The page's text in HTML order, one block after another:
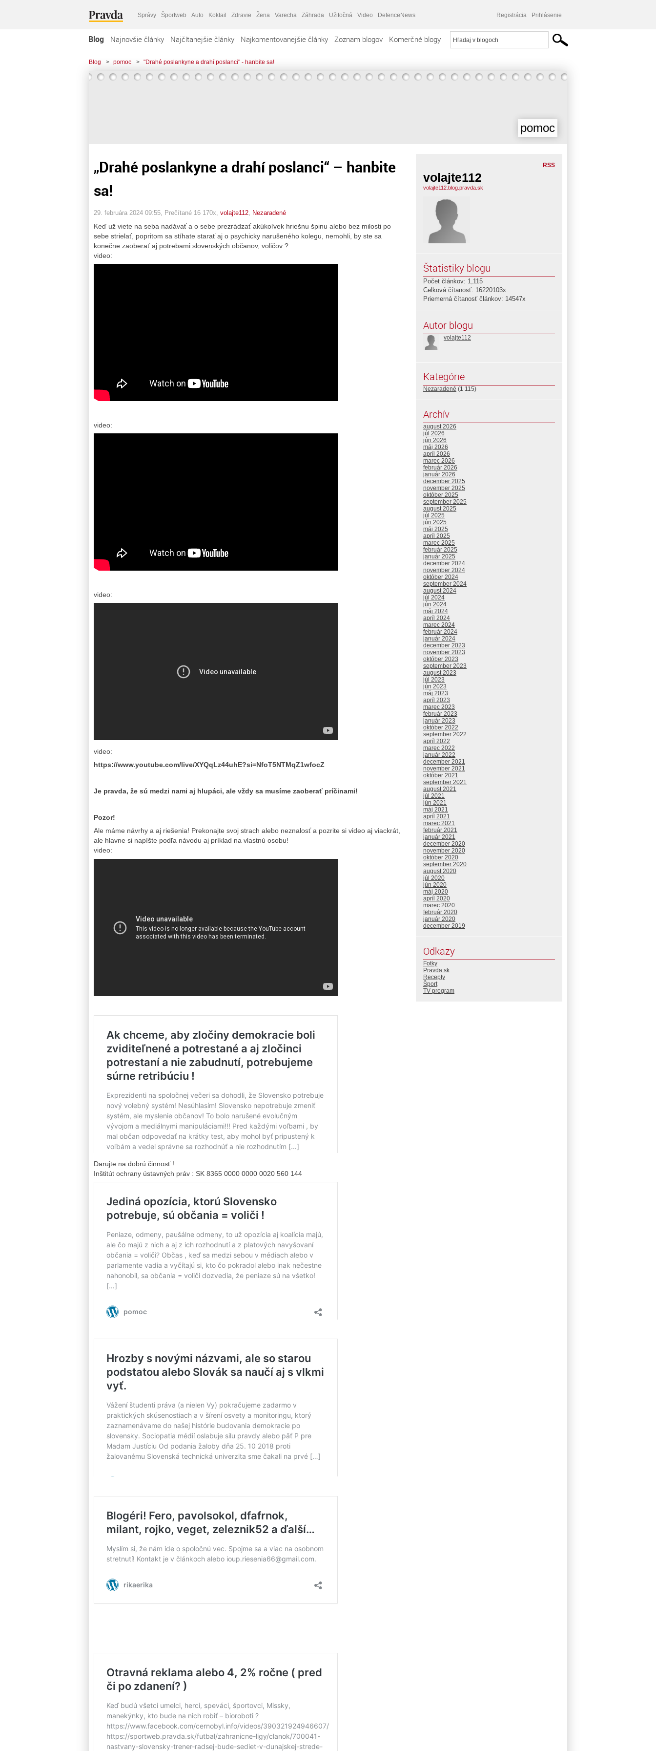
Správy Športweb Auto Koktail Zdravie Žena Varecha Záhrada Užitočná Video DefenceNews Registrácia Prihlásenie
Blog Najnovšie články Najčítanejšie články Najkomentovanejšie články Zoznam blogov Komerčné blogy
Blog > pomoc > "Drahé poslankyne a drahí poslanci" - hanbite sa!
pomoc
„Drahé poslankyne a drahí poslanci“ – hanbite
sa!
29. februára 2024 09:55 , Prečítané 16 170x, volajte112 Nezaradené
Keď už viete na seba nadávať a o sebe prezrádzať akúkoľvek hriešnu špinu alebo bez milosti po
sebe strielať, popritom sa stíhate starať aj o psychicky narušeného kolegu, nemohli, by ste sa
konečne zaoberať aj potrebami slovenských občanov, voličov ?
video:
video:
video:
video:
https://www.youtube.com/live/XYQqLz44uhE?si=NfoT5NTMqZ1wfocZ
Je pravda, že sú medzi nami aj hlupáci, ale vždy sa musíme zaoberať príčinami!
Pozor!
Ale máme návrhy a aj riešenia! Prekonajte svoj strach alebo neznalosť a pozrite si video aj viackrát,
ale hlavne si napíšte podľa návodu aj príklad na vlastnú osobu!
video:
Darujte na dobrú činnosť !
Inštitút ochrany ústavných práv : SK 8365 0000 0000 0020 560 144
RSS
volajte112
volajte112.blog.pravda.sk
Štatistiky blogu
Počet článkov: 1,115
Celková čítanosť: 16220103x
Priemerná čítanosť článkov: 14547x
Autor blogu
volajte112
Kategórie
Nezaradené (1 115)
Archív
august 2026
júl 2026
jún 2026
máj 2026
apríl 2026
marec 2026
február 2026
január 2026
december 2025
november 2025
október 2025
september 2025
august 2025
júl 2025
jún 2025
máj 2025
apríl 2025
marec 2025
február 2025
január 2025
december 2024
november 2024
október 2024
september 2024
august 2024
júl 2024
jún 2024
máj 2024
apríl 2024
marec 2024
február 2024
január 2024
december 2023
november 2023
október 2023
september 2023
august 2023
júl 2023
jún 2023
máj 2023
apríl 2023
marec 2023
február 2023
január 2023
október 2022
september 2022
apríl 2022
marec 2022
január 2022
december 2021
november 2021
október 2021
september 2021
august 2021
júl 2021
jún 2021
máj 2021
apríl 2021
marec 2021
február 2021
január 2021
december 2020
november 2020
október 2020
september 2020
august 2020
júl 2020
jún 2020
máj 2020
apríl 2020
marec 2020
február 2020
január 2020
december 2019
Odkazy
Fotky
Pravda.sk
Recepty
Šport
TV program